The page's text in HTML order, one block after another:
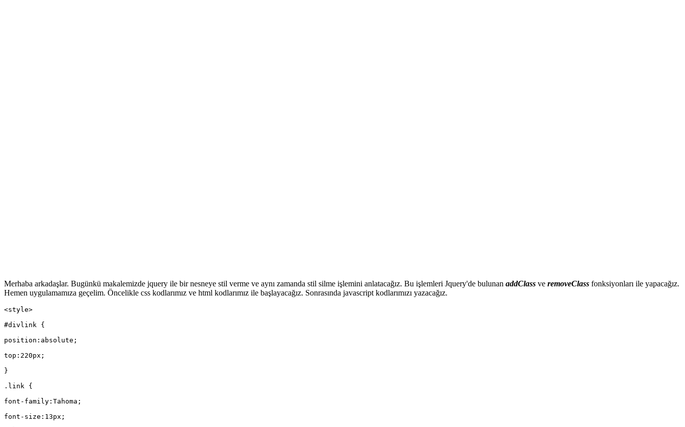
Merhaba arkadaşlar. Bugünkü makalemizde jquery ile bir nesneye stil verme ve aynı zamanda stil silme işlemini anlatacağız. Bu işlemleri Jquery'de bulunan addClass ve removeClass fonksiyonları ile yapacağız.
Hemen uygulamamıza geçelim. Öncelikle css kodlarımız ve html kodlarımız ile başlayacağız. Sonrasında javascript kodlarımızı yazacağız.
<style>
#divlink {
position:absolute;
top:220px;
}
.link {
font-family:Tahoma;
font-size:13px;